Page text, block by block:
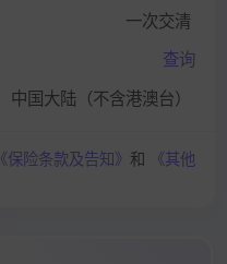
一次交清
查询
中国大陆（不含港澳台）
《保险条款及告知》 和
《其他